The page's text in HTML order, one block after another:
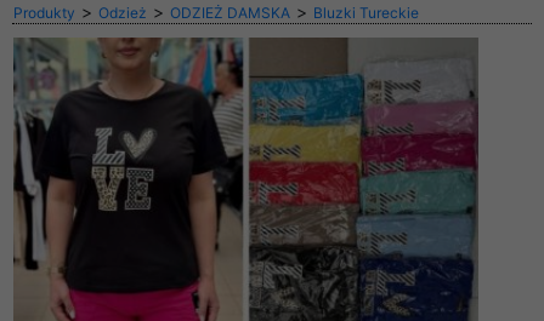
Produkty > Odzież > ODZIEŻ DAMSKA > Bluzki Tureckie